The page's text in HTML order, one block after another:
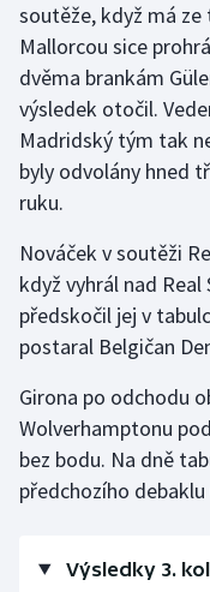
Jezdectví
Judo
Krasobruslení
Lezení
Lyže a snowboard
Moderní pětiboj
Olympijské hry
Parasport
soutěže, když má
Mallorcou sice
dvěma brankám
výsledek otočil.
Madridský tým tak
byly odvolány hned
ruku.
Nováček v soutěži
když vyhrál nad Real
předskočil jej v
postaral Belgičan
Girona po odchodu
Wolverhamptonu
bez bodu. Na dně
předchozího debaklu
Výsledky 3.